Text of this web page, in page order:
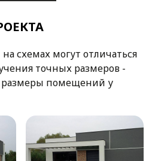
схемах могут отличаться
точных размеров -
размеры помещений у